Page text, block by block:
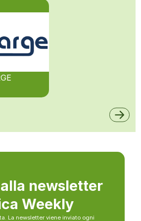
newsletter
Weekly
La newsletter viene inviato ogni